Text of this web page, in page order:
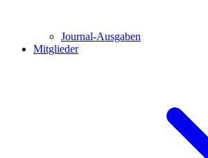
Journal-Ausgaben
Mitglieder